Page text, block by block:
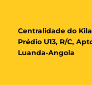
Centralidade do
Prédio U13, R/C,
Luanda-Angola